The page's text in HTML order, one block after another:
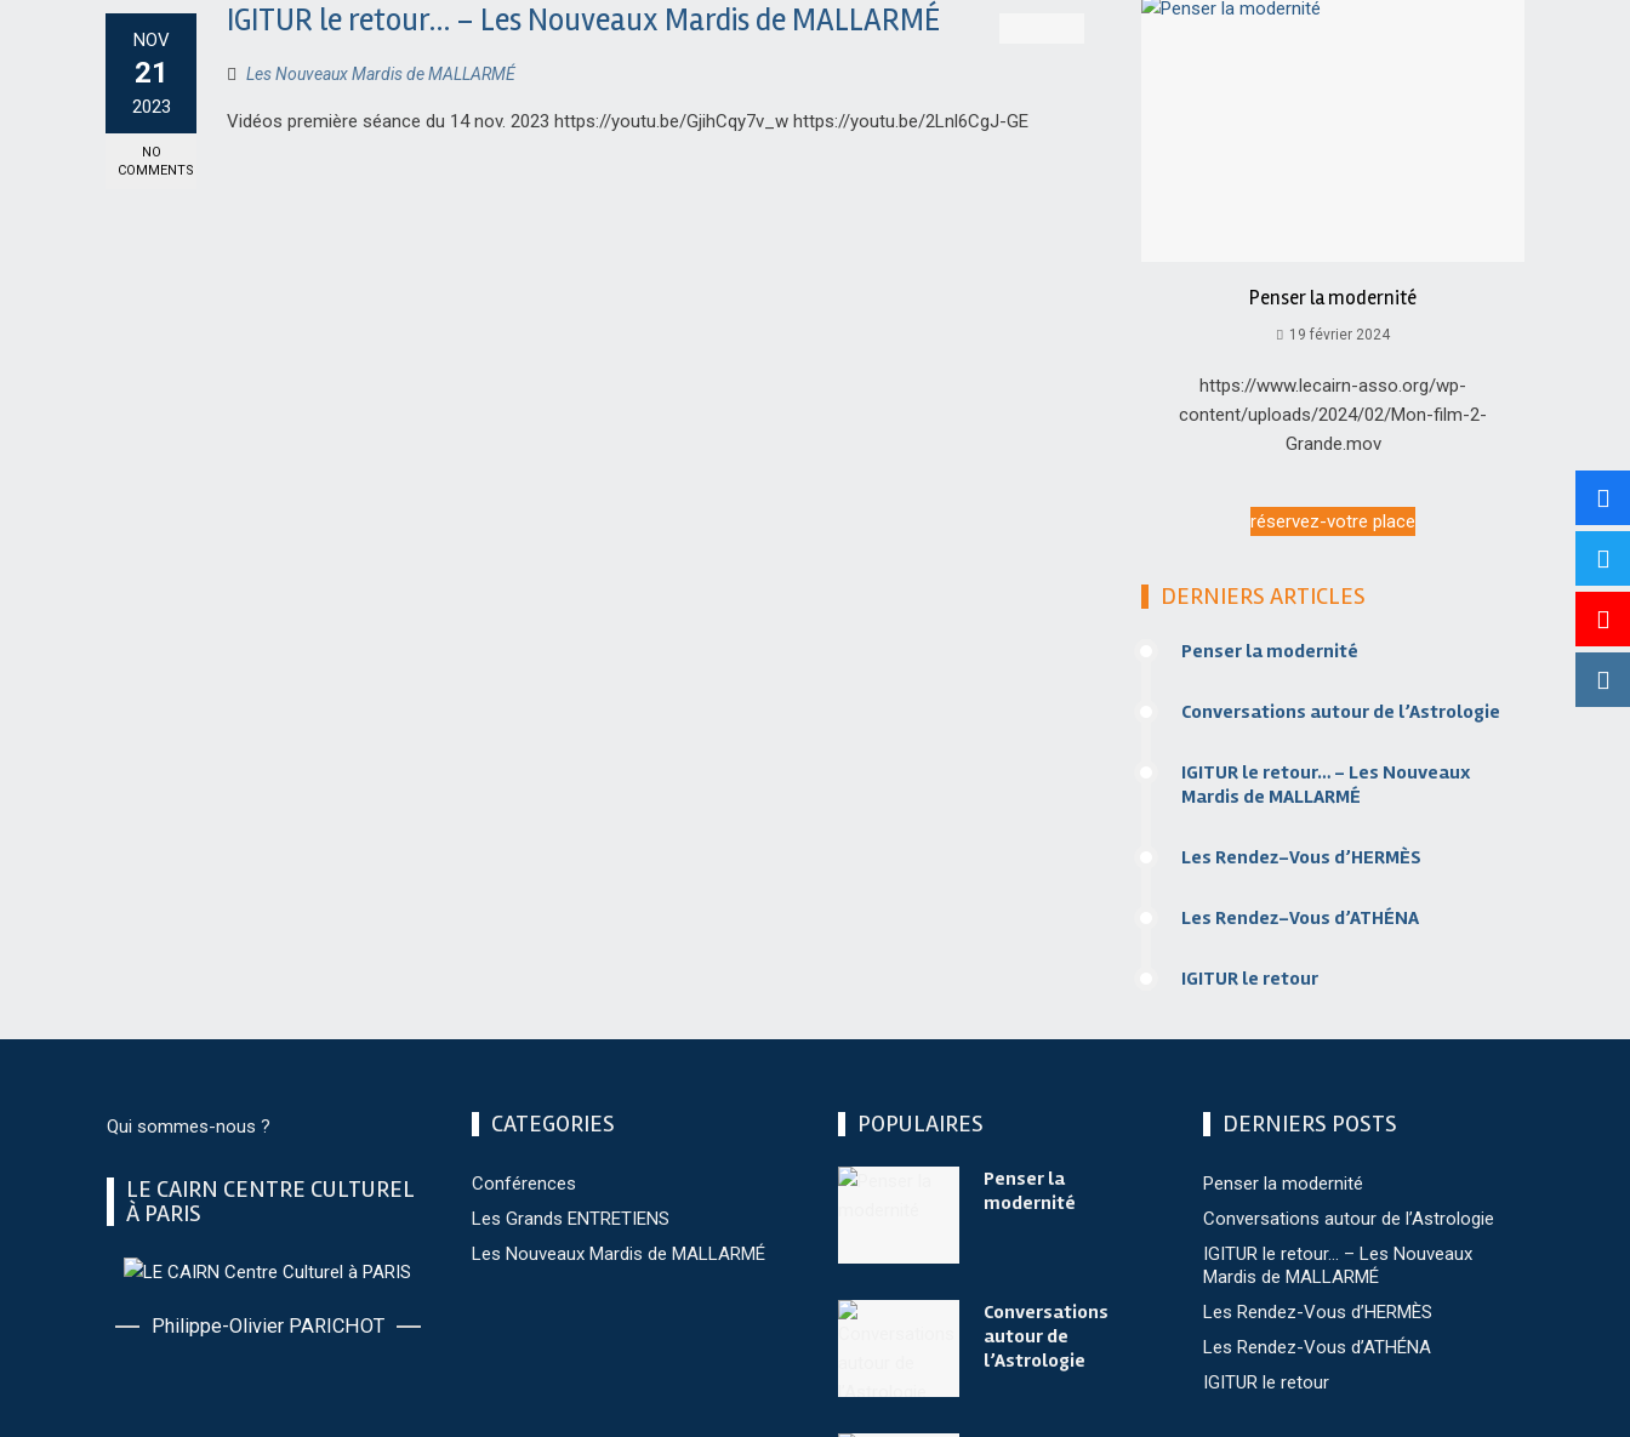
NOV
21
2023
NO
COMMENTS
IGITUR le retour… – Les Nouveaux Mardis de MALLARMÉ
Les Nouveaux Mardis de MALLARMÉ
Vidéos première séance du 14 nov. 2023 https://youtu.be/GjihCqy7v_w https://youtu.be/2Lnl6CgJ-GE
Penser la modernité
19 février 2024
https://www.lecairn-asso.org/wp-
content/uploads/2024/02/Mon-film-2-
Grande.mov
réservez-votre place
DERNIERS ARTICLES
Penser la modernité
Conversations autour de l’Astrologie
IGITUR le retour… – Les Nouveaux
Mardis de MALLARMÉ
Les Rendez-Vous d’HERMÈS
Les Rendez-Vous d’ATHÉNA
IGITUR le retour
Qui sommes-nous ?
LE CAIRN CENTRE CULTUREL
À PARIS
Philippe-Olivier PARICHOT
CATEGORIES
Conférences
Les Grands ENTRETIENS
Les Nouveaux Mardis de MALLARMÉ
POPULAIRES
Penser la
modernité
Conversations
autour de
l’Astrologie
DERNIERS POSTS
Penser la modernité
Conversations autour de l’Astrologie
IGITUR le retour… – Les Nouveaux
Mardis de MALLARMÉ
Les Rendez-Vous d’HERMÈS
Les Rendez-Vous d’ATHÉNA
IGITUR le retour